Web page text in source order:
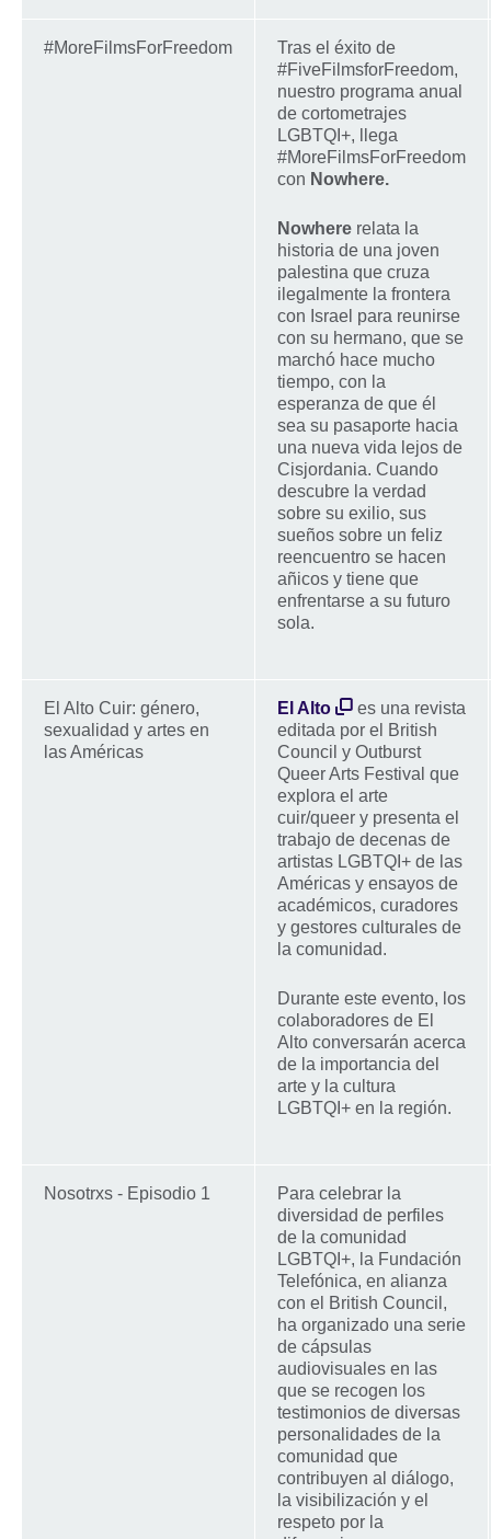
#MoreFilmsForFreedom
Tras el éxito de
#FiveFilmsforFreedom,
nuestro programa anual
de cortometrajes
LGBTQI+, llega
#MoreFilmsForFreedom
con Nowhere.
Nowhere relata la
historia de una joven
palestina que cruza
ilegalmente la frontera
con Israel para reunirse
con su hermano, que se
marchó hace mucho
tiempo, con la
esperanza de que él
sea su pasaporte hacia
una nueva vida lejos de
Cisjordania. Cuando
descubre la verdad
sobre su exilio, sus
sueños sobre un feliz
reencuentro se hacen
añicos y tiene que
enfrentarse a su futuro
sola.
El Alto Cuir: género,
sexualidad y artes en
las Américas
El Alto
es una revista
editada por el British
Council y Outburst
Queer Arts Festival que
explora el arte
cuir/queer y presenta el
trabajo de decenas de
artistas LGBTQI+ de las
Américas y ensayos de
académicos, curadores
y gestores culturales de
la comunidad.
Durante este evento, los
colaboradores de El
Alto conversarán acerca
de la importancia del
arte y la cultura
LGBTQI+ en la región.
Nosotrxs - Episodio 1
Para celebrar la
diversidad de perfiles
de la comunidad
LGBTQI+, la Fundación
Telefónica, en alianza
con el British Council,
ha organizado una serie
de cápsulas
audiovisuales en las
que se recogen los
testimonios de diversas
personalidades de la
comunidad que
contribuyen al diálogo,
la visibilización y el
respeto por la